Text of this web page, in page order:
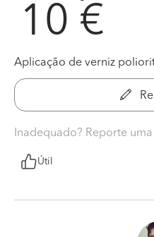
10 €
Aplicação de verniz
Inadequado? Reporte
Útil